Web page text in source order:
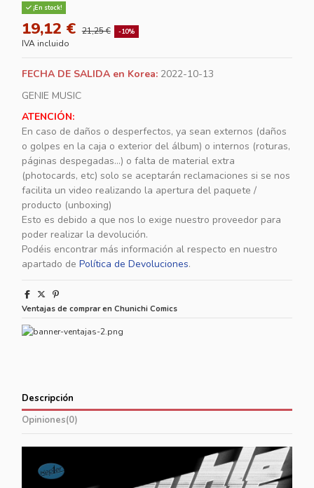
¡En stock!
19,12 € 21,25 € -10%
IVA incluido
FECHA DE SALIDA en Korea: 2022-10-13
GENIE MUSIC
ATENCIÓN:
En caso de daños o desperfectos, ya sean externos (daños
o golpes en la caja o exterior del álbum) o internos (roturas,
páginas despegadas...) o falta de material extra
(photocards, etc) solo se aceptarán reclamaciones si se nos
facilita un video realizando la apertura del paquete /
producto (unboxing)
Esto es debido a que nos lo exige nuestro proveedor para
poder realizar la devolución.
Podéis encontrar más información al respecto en nuestro
apartado de Política de Devoluciones.
Ventajas de comprar en Chunichi Comics
Descripción
Opiniones(0)